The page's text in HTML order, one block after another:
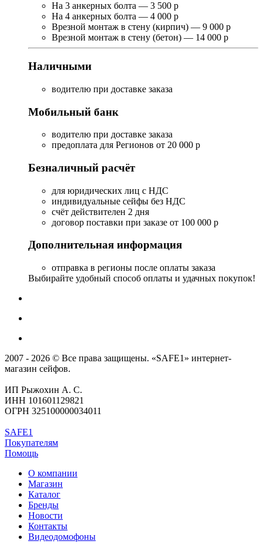
На 3 анкерных болта — 3 500 р
На 4 анкерных болта — 4 000 р
Врезной монтаж в стену (кирпич) — 9 000 р
Врезной монтаж в стену (бетон) — 14 000 р
Наличными
водителю при доставке заказа
Мобильный банк
водителю при доставке заказа
предоплата для Регионов от 20 000 р
Безналичный расчёт
для юридических лиц с НДС
индивидуальные сейфы без НДС
счёт действителен 2 дня
договор поставки при заказе от 100 000 р
Дополнительная информация
отправка в регионы после оплаты заказа
Выбирайте удобный способ оплаты и удачных покупок!
2007 - 2026 © Все права защищены. «SAFE1» интернет-
магазин сейфов.
ИП Рыжохин А. С.
ИНН 101601129821
ОГРН 325100000034011
SAFE1
Покупателям
Помощь
О компании
Магазин
Каталог
Бренды
Новости
Контакты
Видеодомофоны